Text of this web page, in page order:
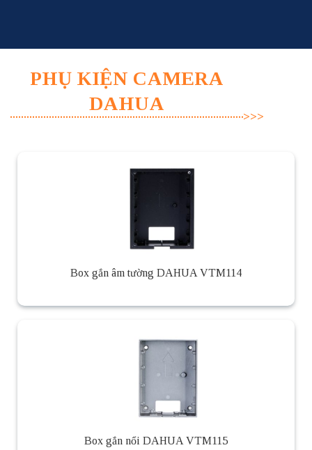
PHỤ KIỆN CAMERA
DAHUA
Box gắn âm tường DAHUA VTM114
Box gắn nổi DAHUA VTM115